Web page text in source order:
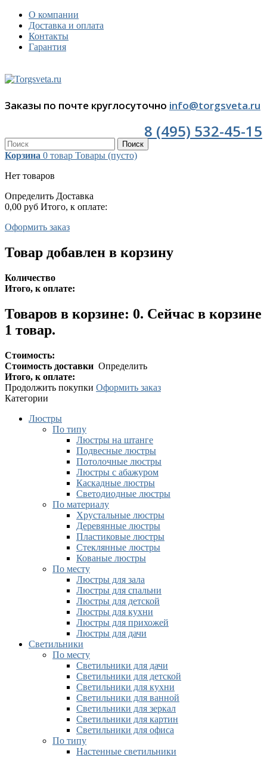
О компании
Доставка и оплата
Контакты
Гарантия
Заказы по почте круглосуточно info@torgsveta.ru
8 (495) 532-45-15
Поиск
Корзина 0 товар Товары (пусто)
Нет товаров
Определить Доставка
0,00 руб Итого, к оплате:
Оформить заказ
Товар добавлен в корзину
Количество
Итого, к оплате:
Товаров в корзине: 0. Сейчас в корзине
1 товар.
Стоимость:
Стоимость доставки Определить
Итого, к оплате:
Продолжить покупки Оформить заказ
Категории
Люстры
По типу
Люстры на штанге
Подвесные люстры
Потолочные люстры
Люстры с абажуром
Каскадные люстры
Светодиодные люстры
По материалу
Хрустальные люстры
Деревянные люстры
Пластиковые люстры
Стеклянные люстры
Кованые люстры
По месту
Люстры для зала
Люстры для спальни
Люстры для детской
Люстры для кухни
Люстры для прихожей
Люстры для дачи
Светильники
По месту
Светильники для дачи
Светильники для детской
Светильники для кухни
Светильники для ванной
Светильники для зеркал
Светильники для картин
Светильники для офиса
По типу
Настенные светильники